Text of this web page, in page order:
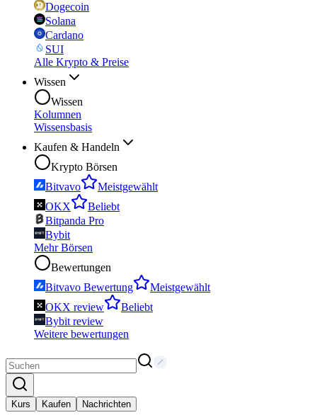
Dogecoin
Solana
Cardano
SUI
Alle Krypto & Preise
Wissen
Wissen
Kolumnen
Wissensbasis
Kaufen & Handeln
Krypto Börsen
Bitvavo
Meistgewählt
OKX
Beliebt
Bitpanda Pro
Bybit
Mehr Börsen
Bewertungen
Bitvavo Bewertung
Meistgewählt
OKX review
Beliebt
Bybit review
Weitere bewertungen
Kurs Kaufen Nachrichten